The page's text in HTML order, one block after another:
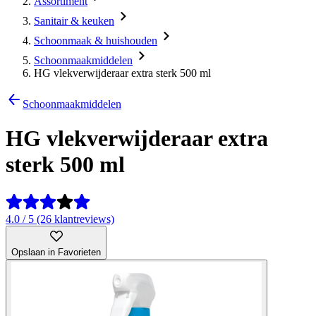
Sanitair & keuken
Schoonmaak & huishouden
Schoonmaakmiddelen
HG vlekverwijderaar extra sterk 500 ml
Schoonmaakmiddelen
HG vlekverwijderaar extra
sterk 500 ml
4.0 / 5 (26 klantreviews)
Opslaan in Favorieten